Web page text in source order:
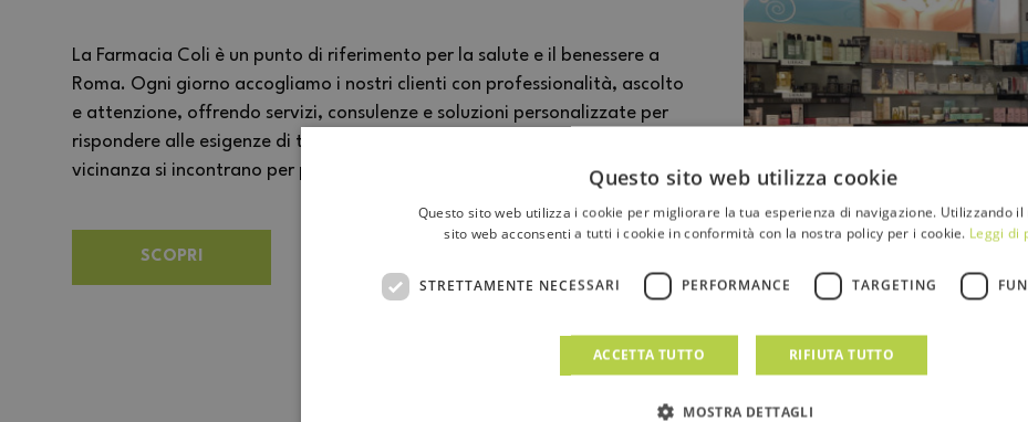
La Farmacia Coli è un punto di riferimento per la salute e il benessere a
Roma. Ogni giorno accogliamo i nostri clienti con professionalità, ascolto
e attenzione, offrendo servizi, consulenze e soluzioni personalizzate per
rispondere alle esigenze di tutta la famiglia. Un luogo dove competenza e
vicinanza si incontrano per prendersi cura delle persone.
SCOPRI
Questo sito web utilizza cookie
Questo sito web utilizza i cookie per migliorare la tua esperienza di navigazione. Utilizzando il
sito web acconsenti a tutti i cookie in conformità con la nostra policy per i cookie. Leggi di
STRETTAMENTE NECESSARI PERFORMANCE TARGETING
ACCETTA TUTTO RIFIUTA TUTTO
MOSTRA DETTAGLI